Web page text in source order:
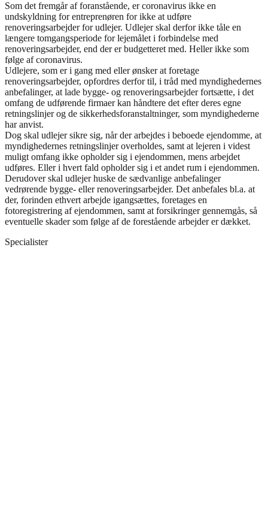
Som det fremgår af foranstående, er coronavirus ikke en
undskyldning for entreprenøren for ikke at udføre
renoveringsarbejder for udlejer. Udlejer skal derfor ikke tåle en
længere tomgangsperiode for lejemålet i forbindelse med
renoveringsarbejder, end der er budgetteret med. Heller ikke som
følge af coronavirus.
Udlejere, som er i gang med eller ønsker at foretage
renoveringsarbejder, opfordres derfor til, i tråd med myndighedernes
anbefalinger, at lade bygge- og renoveringsarbejder fortsætte, i det
omfang de udførende firmaer kan håndtere det efter deres egne
retningslinjer og de sikkerhedsforanstaltninger, som myndighederne
har anvist.
Dog skal udlejer sikre sig, når der arbejdes i beboede ejendomme, at
myndighedernes retningslinjer overholdes, samt at lejeren i videst
muligt omfang ikke opholder sig i ejendommen, mens arbejdet
udføres. Eller i hvert fald opholder sig i et andet rum i ejendommen.
Derudover skal udlejer huske de sædvanlige anbefalinger
vedrørende bygge- eller renoveringsarbejder. Det anbefales bl.a. at
der, forinden ethvert arbejde igangsættes, foretages en
fotoregistrering af ejendommen, samt at forsikringer gennemgås, så
eventuelle skader som følge af de forestående arbejder er dækket.
Specialister